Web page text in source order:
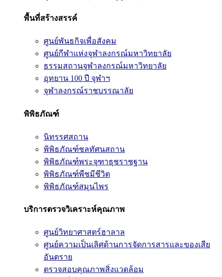
พื้นที่สร้างสรรค์
ศูนย์พันธกิจเพื่อสังคม
ศูนย์กีฬาแห่งจุฬาลงกรณ์มหาวิทยาลัย
ธรรมสถานจุฬาลงกรณ์มหาวิทยาลัย
อุทยาน 100 ปี จุฬาฯ
จุฬาลงกรณ์ราชบรรณาลัย
พิพิธภัณฑ์
นิทรรศสถาน
พิพิธภัณฑ์ชลทัศนสถาน
พิพิธภัณฑ์พระจุฑาธุชราชฐาน
พิพิธภัณฑ์พืชมีชีวิต
พิพิธภัณฑ์สมุนไพร
บริการตรวจวิเคราะห์คุณภาพ
ศูนย์วิทยาศาสตร์ฮาลาล
ศูนย์ความเป็นเลิศด้านการจัดการสารและของเสีย
อันตราย
ตรวจสอบคุณภาพสิ่งแวดล้อม